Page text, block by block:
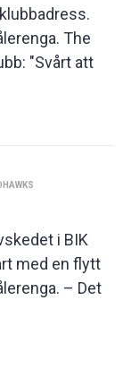
The
"Svårt att
i BIK
med en flytt
– Det